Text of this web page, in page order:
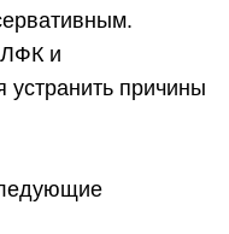
ЛФК и
причины